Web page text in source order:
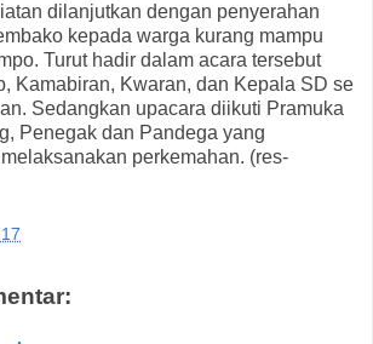
dilanjutkan dengan penyerahan
kepada warga kurang mampu
Turut hadir dalam acara tersebut
Kamabiran, Kwaran, dan Kepala SD se
Sedangkan upacara diikuti Pramuka
Penegak dan Pandega yang
perkemahan. (res-